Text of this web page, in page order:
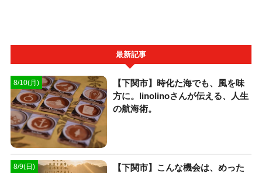
最新記事
8/10(月)
【下関市】時化た海でも、風を味
方に。linolinoさんが伝える、人生
の航海術。
8/9(日)
【下関市】こんな機会は、めった